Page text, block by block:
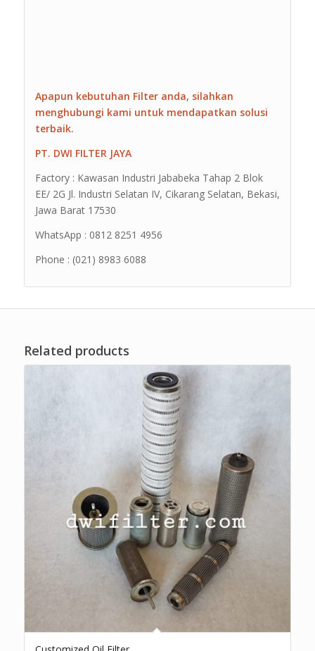
Apapun kebutuhan Filter anda, silahkan
menghubungi kami untuk mendapatkan solusi
terbaik.
PT. DWI FILTER JAYA
Factory : Kawasan Industri Jababeka Tahap 2 Blok
EE/ 2G Jl. Industri Selatan IV, Cikarang Selatan, Bekasi,
Jawa Barat 17530
WhatsApp : 0812 8251 4956
Phone : (021) 8983 6088
Related products